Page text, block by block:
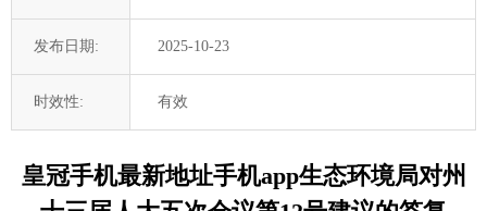
发布日期: 2025-10-23
时效性: 有效
皇冠手机最新地址手机app生态环境局对州